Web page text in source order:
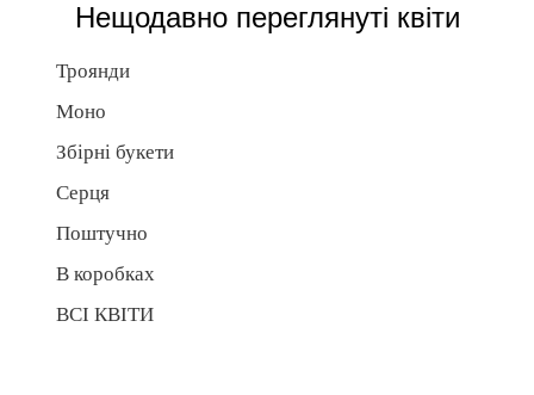
Нещодавно переглянуті квіти
Троянди
Моно
Збірні букети
Серця
Поштучно
В коробках
ВСІ КВІТИ